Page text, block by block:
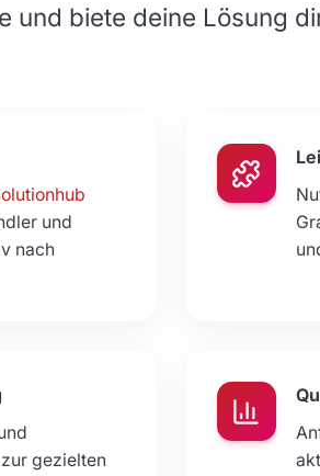
und biete deine Lösung
und
nach
gezielten